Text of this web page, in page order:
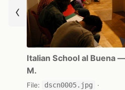
‹
Italian School al Buena
M.
File: dscn0005.jpg
·